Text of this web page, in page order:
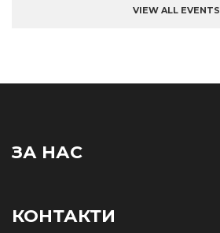
VIEW ALL EVENTS
ЗА НАС
КОНТАКТИ